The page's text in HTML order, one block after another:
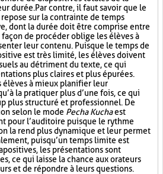
durée. Par contre, il faut savoir que le
repose sur la contrainte de temps
dont la durée doit être comprise entre
de procéder oblige les élèves à
leur contenu. Puisque le temps de
est très limité, les élèves doivent
au détriment du texte, ce qui
plus claires et plus épurées.
élèves à mieux planifier leur
la pratiquer plus d’une fois, ce qui
plus structuré et professionnel. De
selon le mode Pecha Kuchaest
pour l’auditoire puisque le rythme
la rend plus dynamique et leur permet
puisqu’un temps limite est
les présentations sont
ce qui laisse la chance aux orateurs
et de répondre à leurs questions.